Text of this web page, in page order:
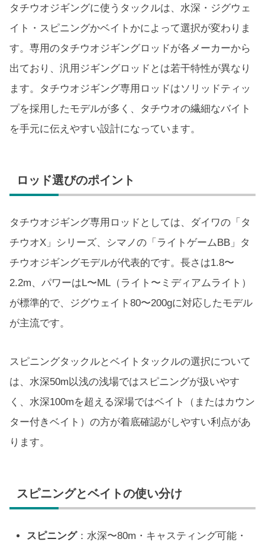
タチウオジギングに使うタックルは、水深・ジグウェ
イト・スピニングかベイトかによって選択が変わりま
す。専用のタチウオジギングロッドが各メーカーから
出ており、汎用ジギングロッドとは若干特性が異なり
ます。タチウオジギング専用ロッドはソリッドティッ
プを採用したモデルが多く、タチウオの繊細なバイト
を手元に伝えやすい設計になっています。
ロッド選びのポイント
タチウオジギング専用ロッドとしては、ダイワの「タ
チウオX」シリーズ、シマノの「ライトゲームBB」タ
チウオジギングモデルが代表的です。長さは1.8〜
2.2m、パワーはL〜ML（ライト〜ミディアムライト）
が標準的で、ジグウェイト80〜200gに対応したモデル
が主流です。
スピニングタックルとベイトタックルの選択について
は、水深50m以浅の浅場ではスピニングが扱いやす
く、水深100mを超える深場ではベイト（またはカウン
ター付きベイト）の方が着底確認がしやすい利点があ
ります。
スピニングとベイトの使い分け
スピニング：水深〜80m・キャスティング可能・